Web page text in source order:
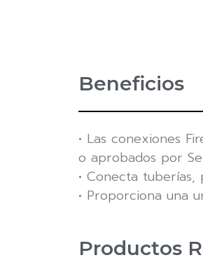
Beneficios
• Las conexiones
o aprobados por
• Conecta
• Proporciona una
Productos